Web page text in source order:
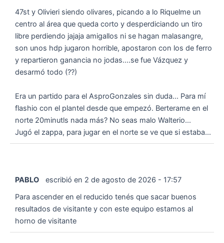
47st y Olivieri siendo olivares, picando a lo Riquelme un
centro al área que queda corto y desperdiciando un tiro
libre perdiendo jajaja amigallos ni se hagan malasangre,
son unos hdp jugaron horrible, apostaron con los de ferro
y repartieron ganancia no jodas....se fue Vázquez y
desarmó todo (??)
Era un partido para el AsproGonzales sin duda... Para mí
flashio con el plantel desde que empezó. Berterame en el
norte 20minutls nada más? No seas malo Walterio...
Jugó el zappa, para jugar en el norte se ve que si estaba...
PABLO escribió en 2 de agosto de 2026 - 17:57
Para ascender en el reducido tenés que sacar buenos
resultados de visitante y con este equipo estamos al
horno de visitante